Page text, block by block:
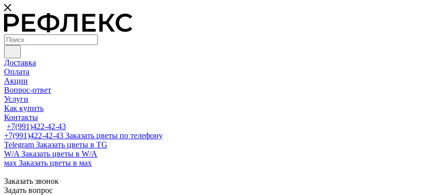
Доставка
Оплата
Акции
Вопрос-ответ
Услуги
Как купить
Контакты
+7(991)422-42-43
+7(991)422-42-43 Заказать цветы по телефону
Telegram Заказать цветы в TG
W/A Заказать цветы в W/A
мах Заказать цветы в мах
Заказать звонок
Задать вопрос